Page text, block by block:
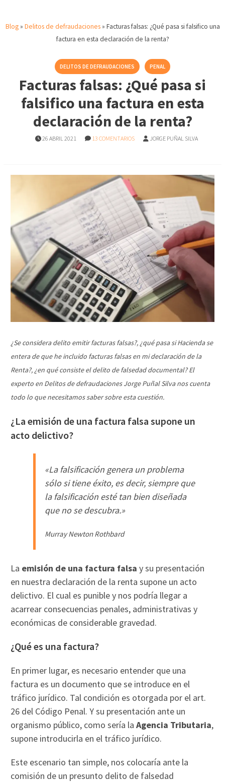
Blog» Delitos de defraudaciones» Facturas falsas: ¿Qué pasa si falsifico una
factura en esta declaración de la renta?
DELITOS DE DEFRAUDACIONES PENAL
Facturas falsas: ¿Qué pasa si
falsifico una factura en esta
declaración de la renta?
26 ABRIL 2021 13 COMENTARIOS JORGE PUÑAL SILVA
¿Se considera delito emitir facturas falsas?, ¿qué pasa si Hacienda se
entera de que he incluido facturas falsas en mi declaración de la
Renta?, ¿en qué consiste el delito de falsedad documental? El
experto en Delitos de defraudaciones Jorge Puñal Silva nos cuenta
todo lo que necesitamos saber sobre esta cuestión.
¿La emisión de una factura falsa supone un
acto delictivo?
«La falsificación genera un problema
sólo si tiene éxito, es decir, siempre que
la falsificación esté tan bien diseñada
que no se descubra.»
Murray Newton Rothbard
La emisión de una factura falsa y su presentación
en nuestra declaración de la renta supone un acto
delictivo. El cual es punible y nos podría llegar a
acarrear consecuencias penales, administrativas y
económicas de considerable gravedad.
¿Qué es una factura?
En primer lugar, es necesario entender que una
factura es un documento que se introduce en el
tráfico jurídico. Tal condición es otorgada por el art.
26 del Código Penal. Y su presentación ante un
organismo público, como sería laAgencia Tributaria,
supone introducirla en el tráfico jurídico.
Este escenario tan simple, nos colocaría ante la
comisión de un presunto delito de falsedad